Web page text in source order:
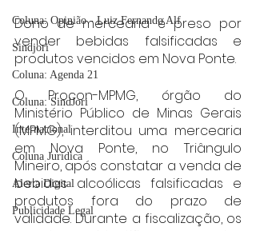
Coluna: Opinião - Luiz Fernando Alf
Sindjori
Coluna: Agenda 21
Coluna: SindJori
Internacional
Coluna Jurídica
Alerta Digital
Publicidade Legal
Dono de mercearia é preso por
vender bebidas falsificadas e
produtos vencidos em Nova Ponte.
O Procon-MPMG, órgão do
Ministério Público de Minas Gerais
(MPMG), interditou uma mercearia
em Nova Ponte, no Triângulo
Mineiro, após constatar a venda de
bebidas alcoólicas falsificadas e
produtos fora do prazo de
validade. Durante a fiscalização, os